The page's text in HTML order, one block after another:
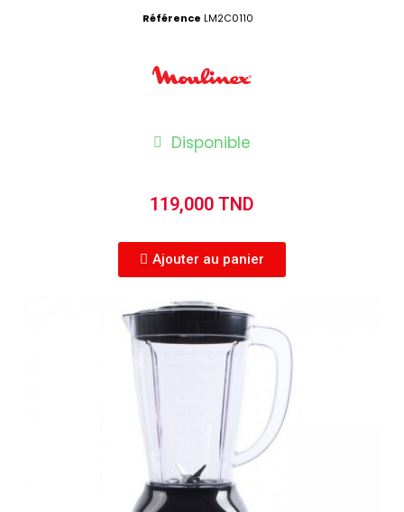
Référence LM2C0110
Disponible
119,000 TND
Ajouter au panier